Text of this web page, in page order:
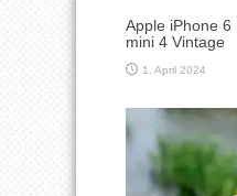
Apple iPhone 6
mini 4 Vintage
1. April 2024